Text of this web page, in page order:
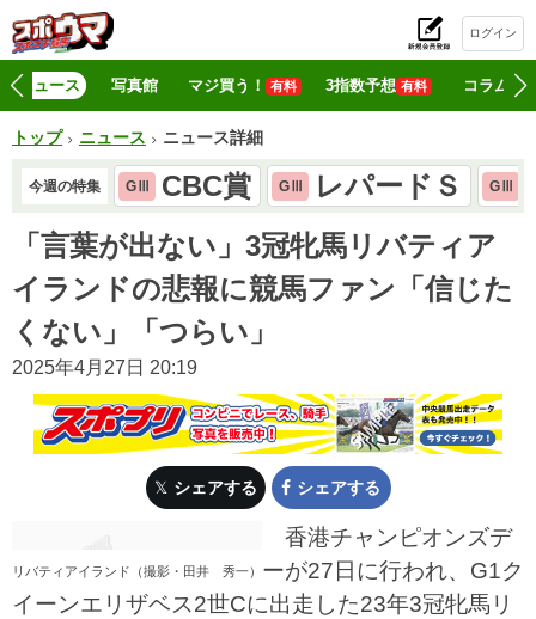
ログイン
ニュース 写真館 マジ買う！ 有料 3指数予想 有料 コラム
トップ ニュース ニュース詳細
今週の特集 GⅢ CBC賞 GⅢ レパードＳ GⅢ
「言葉が出ない」3冠牝馬リバティア
イランドの悲報に競馬ファン「信じた
くない」「つらい」
2025年4月27日 20:19
シェアする シェアする
リバティアイランド（撮影・田井 秀一）
香港チャンピオンズデ
ーが27日に行われ、G1ク
イーンエリザベス2世Cに出走した23年3冠牝馬リ